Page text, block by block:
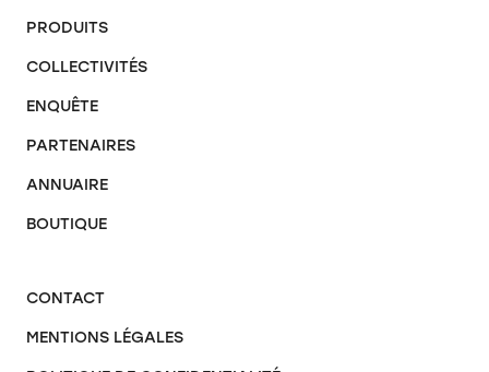
PRODUITS
COLLECTIVITÉS
ENQUÊTE
PARTENAIRES
ANNUAIRE
BOUTIQUE
CONTACT
MENTIONS LÉGALES